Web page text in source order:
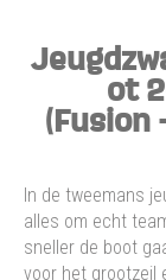
ot
(Fusion
In de tweemans
alles om echt
sneller de boot
voor het grootzeil